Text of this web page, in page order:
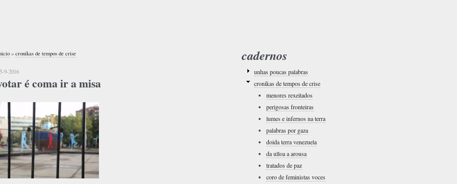
» cronikas de tempos de crise
9-2016
é coma ir a misa
cadernos
unhas poucas palabras
cronikas de tempos de crise
menores rexeitados
perigosas fronteiras
lumes e infernos na terra
palabras por gaza
doida terra venezuela
da ulloa a arousa
tratados de paz
coro de feministas voces